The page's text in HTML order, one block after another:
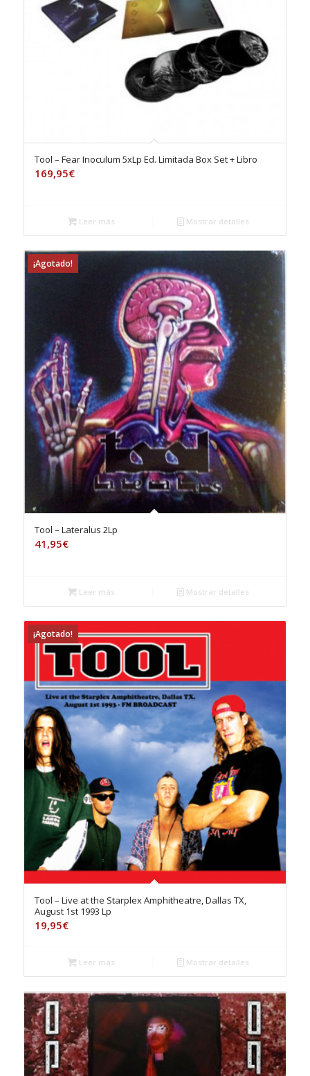
Tool – Fear Inoculum 5xLp Ed. Limitada Box Set + Libro
169,95€
Leer más Mostrar detalles
¡Agotado!
Tool – Lateralus 2Lp
41,95€
Leer más Mostrar detalles
¡Agotado!
Tool – Live at the Starplex Amphitheatre, Dallas TX,
August 1st 1993 Lp
19,95€
Leer más Mostrar detalles